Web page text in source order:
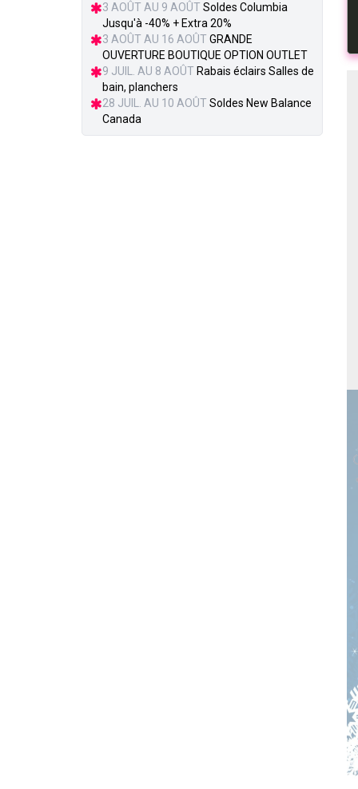
3 AOÛT AU 9 AOÛT Soldes Columbia
Jusqu'à -40% + Extra 20%
3 AOÛT AU 16 AOÛT GRANDE
OUVERTURE BOUTIQUE OPTION OUTLET
9 JUIL. AU 8 AOÛT Rabais éclairs Salles de
bain, planchers
28 JUIL. AU 10 AOÛT Soldes New Balance
Canada